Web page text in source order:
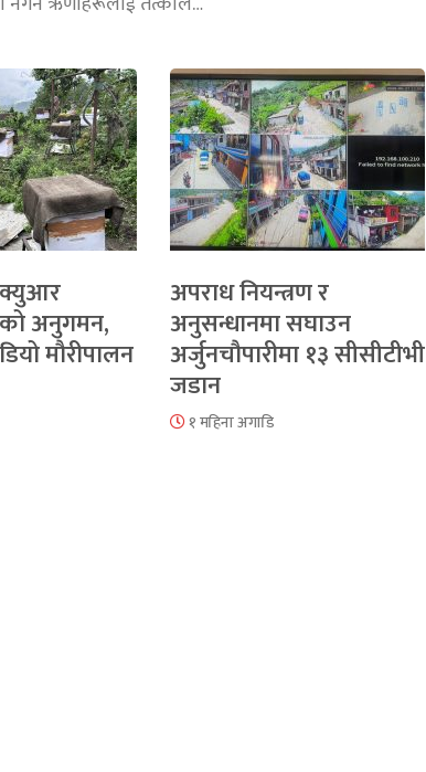
अनुगमन,
मौरीपालन
अपराध नियन्त्रण र
अनुसन्धानमा सघाउन
अर्जुनचौपारीमा १३ सीसीटीभी
जडान
१ महिना अगाडि